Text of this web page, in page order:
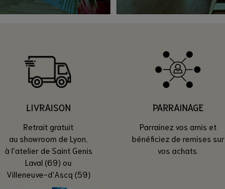
LIVRAISON
Retrait gratuit
au showroom de Lyon,
à l'atelier de Saint Genis
Laval (69) ou
Villeneuve-d'Ascq (59)
PARRAINAGE
Parrainez vos amis et
bénéficiez de remises sur
vos achats.